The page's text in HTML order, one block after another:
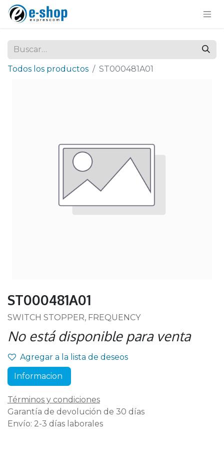
Todos los productos ST000481A01
ST000481A01
SWITCH STOPPER, FREQUENCY
No está disponible para venta
Agregar a la lista de deseos
Informacion
Términos y condiciones
Garantía de devolución de 30 días
Envío: 2-3 días laborales